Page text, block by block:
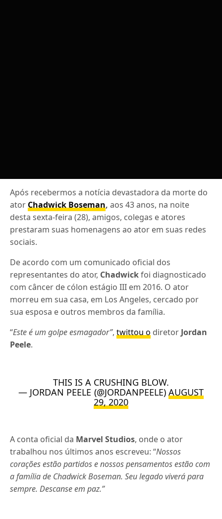
Após recebermos a notícia devastadora da morte do
ator Chadwick Boseman, aos 43 anos, na noite
desta sexta-feira (28), amigos, colegas e atores
prestaram suas homenagens ao ator em suas redes
sociais.
De acordo com um comunicado oficial dos
representantes do ator, Chadwickfoi diagnosticado
com câncer de cólon estágio III em 2016. O ator
morreu em sua casa, em Los Angeles, cercado por
sua esposa e outros membros da família.
“Este é um golpe esmagador”,twittou o diretor Jordan
Peele.
THIS IS A CRUSHING BLOW.
— JORDAN PEELE (@JORDANPEELE) AUGUST
29, 2020
A conta oficial da Marvel Studios, onde o ator
trabalhou nos últimos anos escreveu: “Nossos
corações estão partidos e nossos pensamentos estão com
a família de Chadwick Boseman. Seu legado viverá para
sempre. Descanse em paz.”